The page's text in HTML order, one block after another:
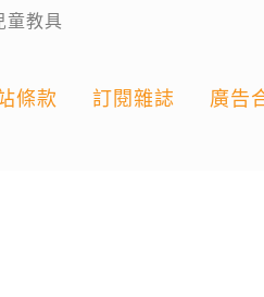
童教具
條款 訂閱雜誌 廣告